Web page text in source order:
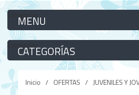
Categorías
Categorías
Inicio / OFERTAS / JUVENILES Y